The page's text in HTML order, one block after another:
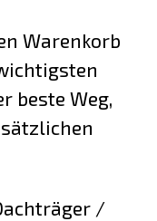
Warenkorb
beste Weg,
/